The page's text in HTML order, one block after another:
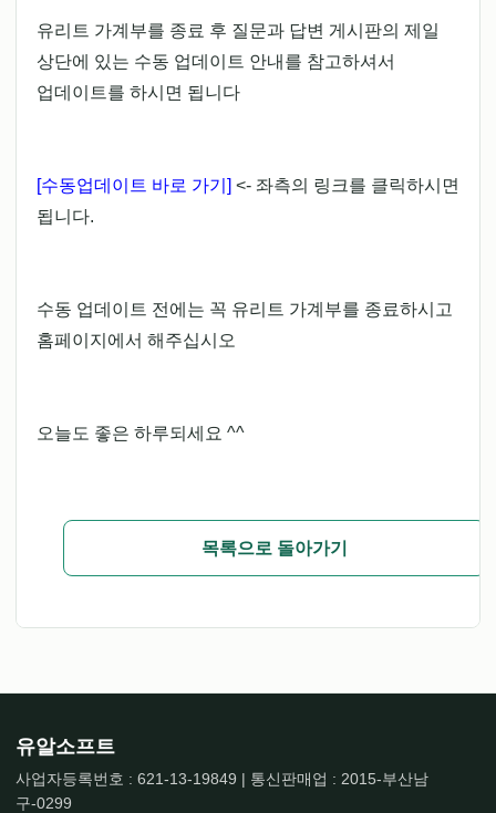
유리트 가계부를 종료 후 질문과 답변 게시판의 제일
상단에 있는 수동 업데이트 안내를 참고하셔서
업데이트를 하시면 됩니다
[수동업데이트 바로 가기] <- 좌측의 링크를 클릭하시면
됩니다.
수동 업데이트 전에는 꼭 유리트 가계부를 종료하시고
홈페이지에서 해주십시오
오늘도 좋은 하루되세요 ^^
목록으로 돌아가기
유알소프트
사업자등록번호 : 621-13-19849 | 통신판매업 : 2015-부산남
구-0299